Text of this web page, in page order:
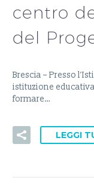
centro
del
Brescia – Presso
istituzione
formare…
LEGGI